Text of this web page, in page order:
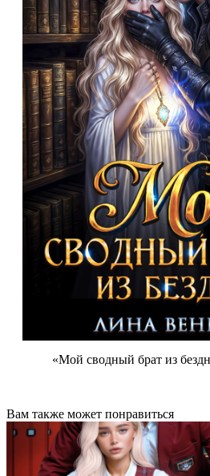
«Мой сводный брат из
Вам также может понравиться